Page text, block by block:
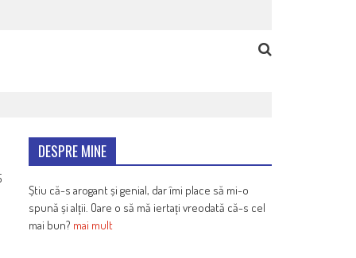
DESPRE MINE
Știu că-s arogant și genial, dar îmi place să mi-o
spună și alții. Oare o să mă iertați vreodată că-s cel
mai bun? mai mult